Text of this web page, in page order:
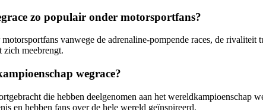
zo populair onder motorsportfans?
vanwege de adrenaline-pompende races, de rivaliteit
zich meebrengt.
wegrace?
die hebben deelgenomen aan het
en hebben fans over de hele wereld geïnspireerd.